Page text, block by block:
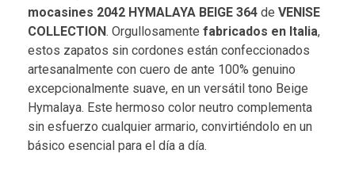
mocasines 2042 HYMALAYA BEIGE 364 de VENISE
COLLECTION. Orgullosamente fabricados en Italia,
estos zapatos sin cordones están confeccionados
artesanalmente con cuero de ante 100% genuino
excepcionalmente suave, en un versátil tono Beige
Hymalaya. Este hermoso color neutro complementa
sin esfuerzo cualquier armario, convirtiéndolo en un
básico esencial para el día a día.